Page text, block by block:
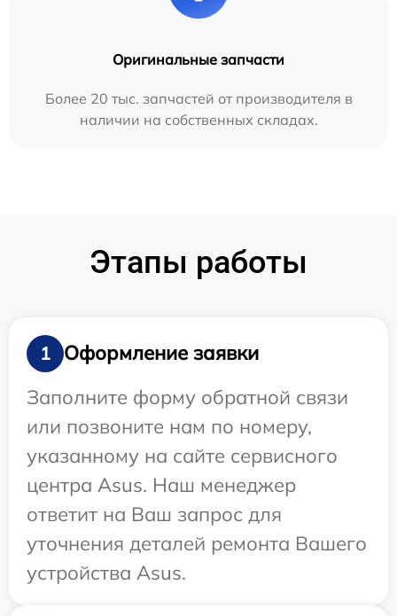
Оригинальные запчасти
Более 20 тыс. запчастей от производителя в
наличии на собственных складах.
Этапы работы
1
Оформление заявки
Заполните форму обратной связи
или позвоните нам по номеру,
указанному на сайте сервисного
центра Asus. Наш менеджер
ответит на Ваш запрос для
уточнения деталей ремонта Вашего
устройства Asus.